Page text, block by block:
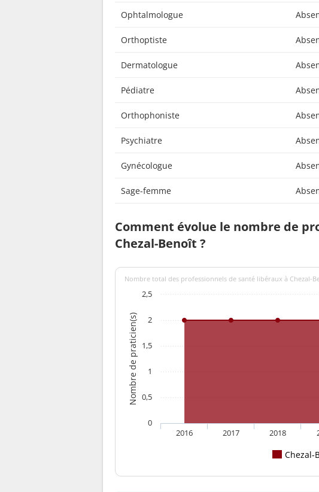
Ophtalmologue
Orthoptiste
Dermatologue
Pédiatre
Orthophoniste
Psychiatre
Gynécologue
Sage-femme
Comment évolue le nombre de
Chezal-Benoît ?
Nombre de praticien(s)
Nombre total des professionnels de santé libéraux à Chezal-
Chezal-
2016 2017 2018
0
0,5
1
1,5
2
2,5